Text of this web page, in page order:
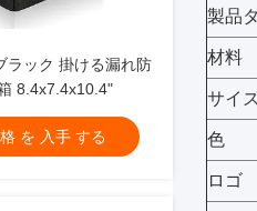
ラック 掛ける漏れ防
8.4x7.4x10.4"
を 入手 する
製品
材料
サイ
色
ロゴ